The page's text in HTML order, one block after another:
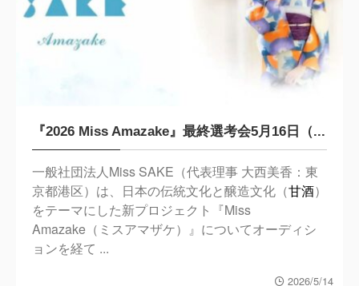
『2026 Miss Amazake』最終選考会5月16日（...
一般社団法人Miss SAKE（代表理事 大西美香：東
京都港区）は、日本の伝統文化と醸造文化（甘酒）
をテーマにした新プロジェクト『Miss
Amazake（ミスアマザケ）』についてオーディシ
ョンを経て ...
2026/5/14